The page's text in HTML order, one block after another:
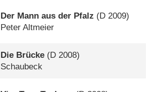
Der Mann aus der Pfalz (D 2009)
Peter Altmeier
Die Brücke (D 2008)
Schaubeck